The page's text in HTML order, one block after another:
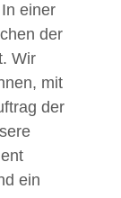
einer
der
Wir
mit
der
ein